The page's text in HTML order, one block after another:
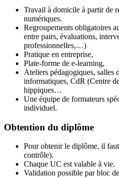
Travail à domicile à partir de
numériques.
Regroupements obligatoires
entre pairs, évaluations,
professionnelles,…)
Pratique en entreprise,
Plate-forme de e-learning,
Ateliers pédagogiques, salles
informatiques, CdR (Centre
hippiques…
Une équipe de formateurs
individuel.
Obtention du diplôme
Pour obtenir le diplôme, il
contrôle).
Chaque UC est valable à vie.
Validation possible par bloc